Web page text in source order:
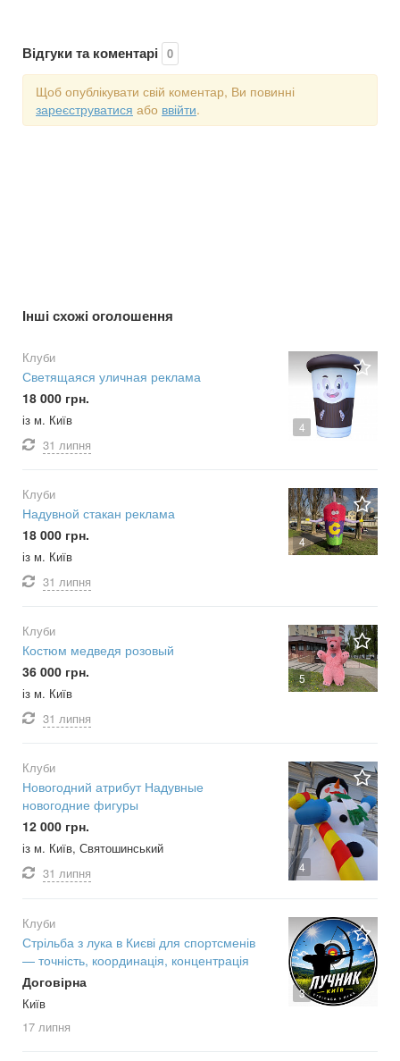
Відгуки та коментарі 0
Щоб опублікувати свій коментар, Ви повинні
зареєструватися або ввійти.
Інші схожі оголошення
4
Клуби
Светящаяся уличная реклама
18 000 грн.
із м. Київ
31 липня
4
Клуби
Надувной стакан реклама
18 000 грн.
із м. Київ
31 липня
5
Клуби
Костюм медведя розовый
36 000 грн.
із м. Київ
31 липня
4
Клуби
Новогодний атрибут Надувные
новогодние фигуры
12 000 грн.
із м. Київ, Святошинський
31 липня
3
Клуби
Стрільба з лука в Києві для спортсменів
— точність, координація, концентрація
Договірна
Київ
17 липня